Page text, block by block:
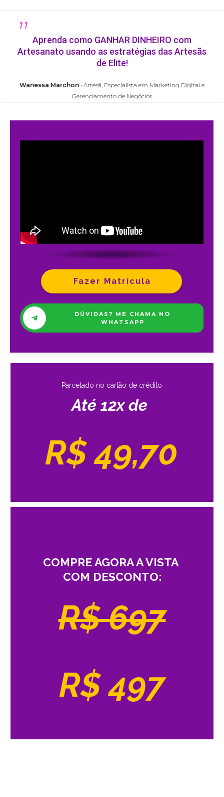
„
Aprenda como GANHAR DINHEIRO com
Artesanato usando as estratégias das Artesãs
de Elite!
Wanessa Marchon ‧ Artesã, Especialista em Marketing Digital e
Gerenciamento de Negócios
Fazer Matrícula
DÚVIDAS? ME CHAMA NO
WHATSAPP
Parcelado no cartão de crédito
Até 12x de
R$ 49,70
COMPRE AGORA A VISTA
COM DESCONTO:
R$ 697
R$ 497